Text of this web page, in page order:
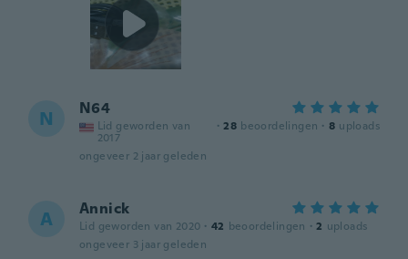
N N64
Lid geworden van
2017
· 28 beoordelingen · 8 uploads
ongeveer 2 jaar geleden
A Annick
Lid geworden van 2020 · 42 beoordelingen · 2 uploads
ongeveer 3 jaar geleden